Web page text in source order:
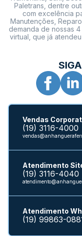
Paletrans, dentre
com excelência
Manutenções,
demanda de nossas
virtual, que já
Vendas
(19) 3116-4000
Atendimento
(19) 3116-4040
Atendimento
(19) 99863-